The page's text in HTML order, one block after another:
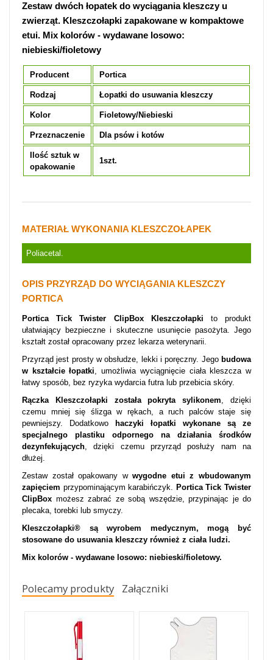
Zestaw dwóch łopatek do wyciągania kleszczy u
zwierząt. Kleszczołapki zapakowane w kompaktowe
etui. Mix kolorów - wydawane losowo:
niebieski/fioletowy
Producent Portica
Rodzaj Łopatki do usuwania kleszczy
Kolor Fioletowy/Niebieski
Przeznaczenie Dla psów i kotów
Ilość sztuk w
opakowanie
1szt.
MATERIAŁ WYKONANIA KLESZCZOŁAPEK
Poliacetal.
OPIS PRZYRZĄD DO WYCIĄGANIA KLESZCZY
PORTICA
Portica Tick Twister ClipBox Kleszczołapki toprodukt
ułatwiający bezpieczne i skuteczne usunięcie pasożyta. Jego
kształt został opracowany przez lekarza weterynarii.
Przyrząd jest prosty w obsłudze, lekki i poręczny. Jegobudowa
w kształcie łopatki, umożliwia wyciągnięcie ciała kleszcza w
łatwy sposób, bez ryzyka wydarcia futra lub przebicia skóry.
Rączka Kleszczołapki została pokryta sylikonem, dzięki
czemu mniej się ślizga w rękach, a ruch palców staje się
pewniejszy. Dodatkowo
haczyki łopatki wykonane są ze
specjalnego plastiku odpornego na działania środków
dezynfekujących, dzięki czemu przyrząd posłuży nam na
dłużej.
Zestaw został opakowany wwygodne etui z wbudowanym
zapięciem przypominającym karabińczyk. Portica Tick Twister
ClipBox możesz zabrać ze sobą wszędzie, przypinając je do
plecaka, torebki lub smyczy.
Kleszczołapki® są wyrobem medycznym, mogą być
stosowane do usuwania kleszczy również z ciała ludzi.
Mix kolorów - wydawane losowo: niebieski/fioletowy.
Polecamy produkty Załączniki